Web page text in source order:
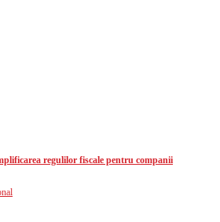
regulilor fiscale pentru companii